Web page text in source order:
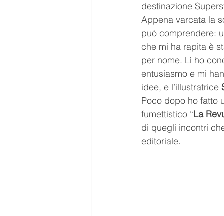
destinazione
Appena varcata la
può comprendere:
che mi ha rapita è
per nome. Lì ho
entusiasmo e mi
idee, e l’illustratrice
Poco dopo ho fatto
fumettistico “La
di quegli incontri
editoriale.